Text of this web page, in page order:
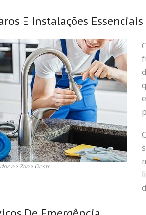
E Instalações Essenciais
na Zona Oeste